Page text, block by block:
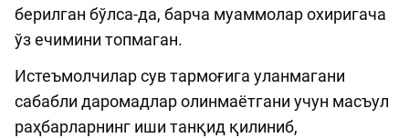
берилган бўлса-да, барча муаммолар охиригача
ўз ечимини топмаган.
Истеъмолчилар сув тармоғига уланмагани
сабабли даромадлар олинмаётгани учун масъул
раҳбарларнинг иши танқид қилиниб,